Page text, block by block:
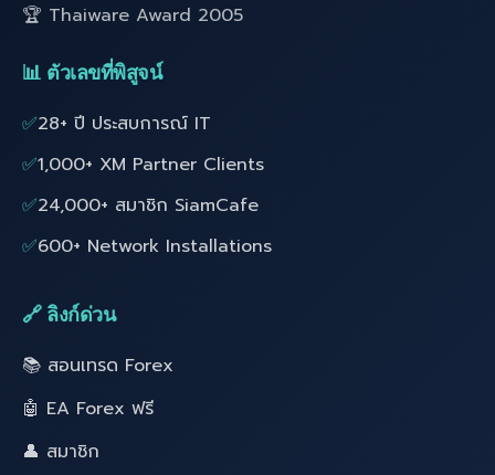
🏆 Thaiware Award 2005
📊 ตัวเลขที่พิสูจน์
✅28+ ปี ประสบการณ์ IT
✅1,000+ XM Partner Clients
✅24,000+ สมาชิก SiamCafe
✅600+ Network Installations
🔗 ลิงก์ด่วน
📚 สอนเทรด Forex
🤖 EA Forex ฟรี
👤 สมาชิก